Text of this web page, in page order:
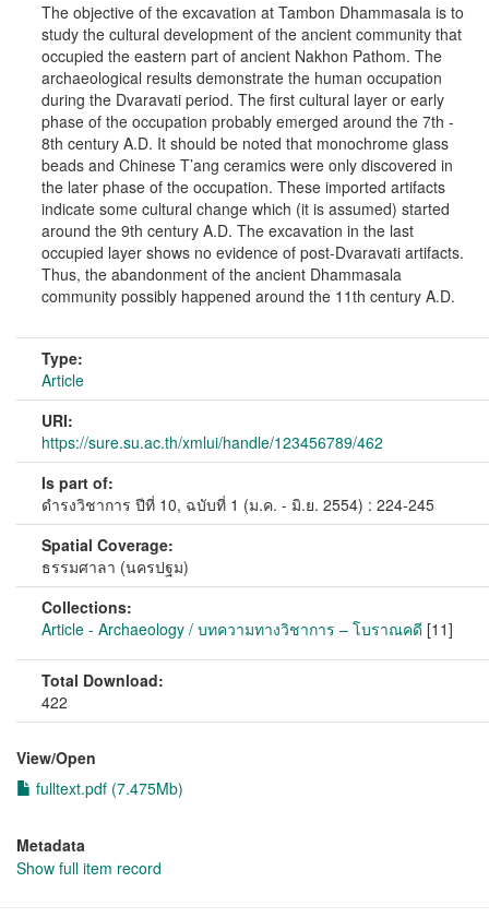
The objective of the excavation at Tambon Dhammasala is to
study the cultural development of the ancient community that
occupied the eastern part of ancient Nakhon Pathom. The
archaeological results demonstrate the human occupation
during the Dvaravati period. The first cultural layer or early
phase of the occupation probably emerged around the 7th -
8th century A.D. It should be noted that monochrome glass
beads and Chinese T’ang ceramics were only discovered in
the later phase of the occupation. These imported artifacts
indicate some cultural change which (it is assumed) started
around the 9th century A.D. The excavation in the last
occupied layer shows no evidence of post-Dvaravati artifacts.
Thus, the abandonment of the ancient Dhammasala
community possibly happened around the 11th century A.D.
Type:
Article
URI:
https://sure.su.ac.th/xmlui/handle/123456789/462
Is part of:
ดำรงวิชาการ ปีที่ 10, ฉบับที่ 1 (ม.ค. - มิ.ย. 2554) : 224-245
Spatial Coverage:
ธรรมศาลา (นครปฐม)
Collections:
Article - Archaeology / บทความทางวิชาการ – โบราณคดี [11]
Total Download:
422
View/Open
fulltext.pdf (7.475Mb)
Metadata
Show full item record